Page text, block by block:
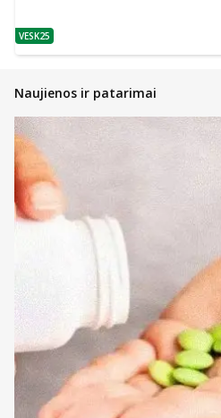
patarimas
VESK25
Naujienos ir patarimai